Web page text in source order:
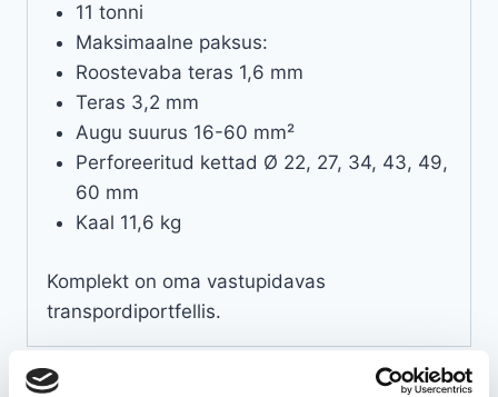
11 tonni
Maksimaalne paksus:
Roostevaba teras 1,6 mm
Teras 3,2 mm
Augu suurus 16-60 mm²
Perforeeritud kettad Ø 22, 27, 34, 43, 49,
60 mm
Kaal 11,6 kg
Komplekt on oma vastupidavas
transpordiportfellis.